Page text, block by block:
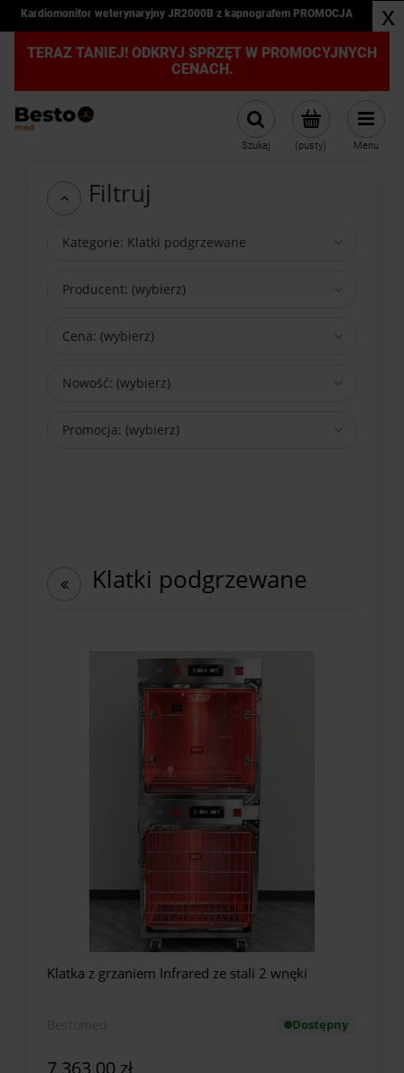
Kardiomonitor weterynaryjny JR2000B z kapnografem PROMOCJA x
TERAZ TANIEJ! ODKRYJ SPRZĘT W PROMOCYJNYCH
CENACH.
(pusty)
Szukaj Menu
Filtruj
Kategorie: Klatki podgrzewane
Producent: (wybierz)
Cena: (wybierz)
Nowość: (wybierz)
Promocja: (wybierz)
Klatki podgrzewane
Klatka z grzaniem Infrared ze stali 2 wnęki
Dostępny
7 363,00 zł